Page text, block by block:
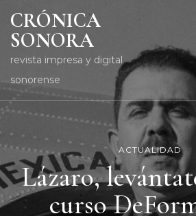
CRÓNICA
SONORA
revista impresa y digital
sonorense
ACTUALIDAD
Lázaro,
curso